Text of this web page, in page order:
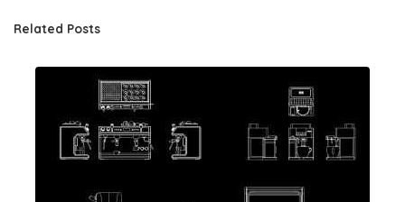
Related Posts